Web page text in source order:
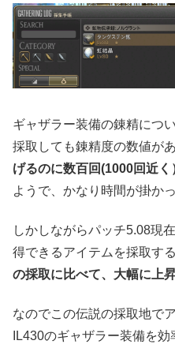
ギャザラー装備の錬精につ
採取しても錬精度の数値が
げるのに数百回(1000回近く
ようで、かなり時間が掛か
しかしながらパッチ5.08現
得できるアイテムを採取す
の採取に比べて、大幅に上
なのでこの伝説の採取地で
IL430のギャザラー装備を